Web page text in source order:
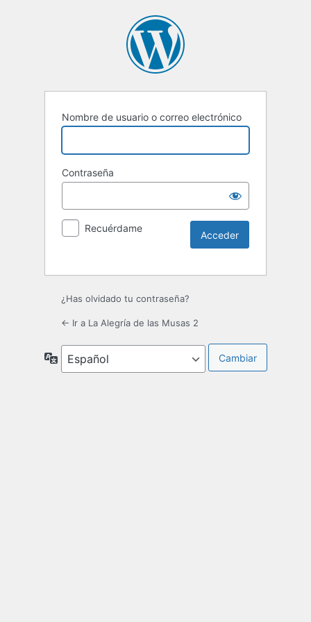
Nombre de usuario o correo electrónico
Contraseña
Recuérdame
¿Has olvidado tu contraseña?
← Ir a La Alegría de las Musas 2
Idioma